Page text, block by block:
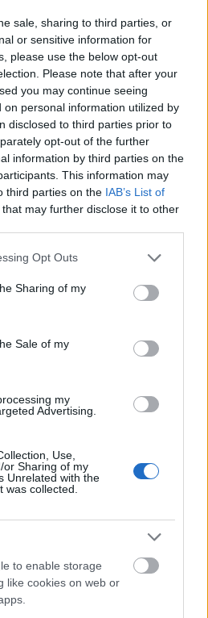
sale, sharing to third parties, or
or sensitive information for
please use the below opt-out
Please note that after your
you may continue seeing
on personal information utilized by
disclosed to third parties prior to
opt-out of the further
information by third parties on the
This information may
third parties on the IAB’s List of
that may further disclose it to other
app uses one or more Google
behaviour. You may click to
and its third-party tags to
purposes in below Google
Opt Outs
Sharing of my
Sale of my
my
Advertising.
Use,
or Sharing of my
Unrelated with the
was collected.
to enable storage
like cookies on web or
kihívás. Imádok
építkezni. Eddig csak a
döntöttem, hogy most
is. Ez azért nehezebb, mert
elemeket olyan jól, mint a
jó sok pint használni, de
a kitben ezek számát
tartalék). Na szóval, sok
de végül a motorosszán tűnt
nem jár lánctalp a
a kormányozható
egyébként különböző
agyalni, mert csak egy
rudat adtak a
is lehet egy része a